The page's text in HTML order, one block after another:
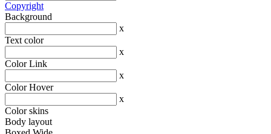
Copyright
Background
x
Text color
x
Color Link
x
Color Hover
x
Color skins
Body layout